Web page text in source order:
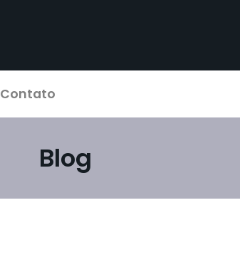
Contato
Blog